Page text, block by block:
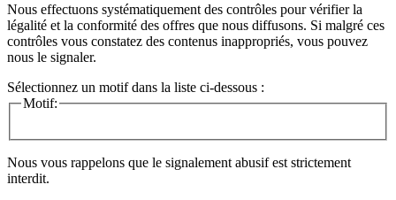
Nous effectuons systématiquement des contrôles pour vérifier la
légalité et la conformité des offres que nous diffusons. Si malgré ces
contrôles vous constatez des contenus inappropriés, vous pouvez
nous le signaler.
Sélectionnez un motif dans la liste ci-dessous :
Motif:
Nous vous rappelons que le signalement abusif est strictement
interdit.